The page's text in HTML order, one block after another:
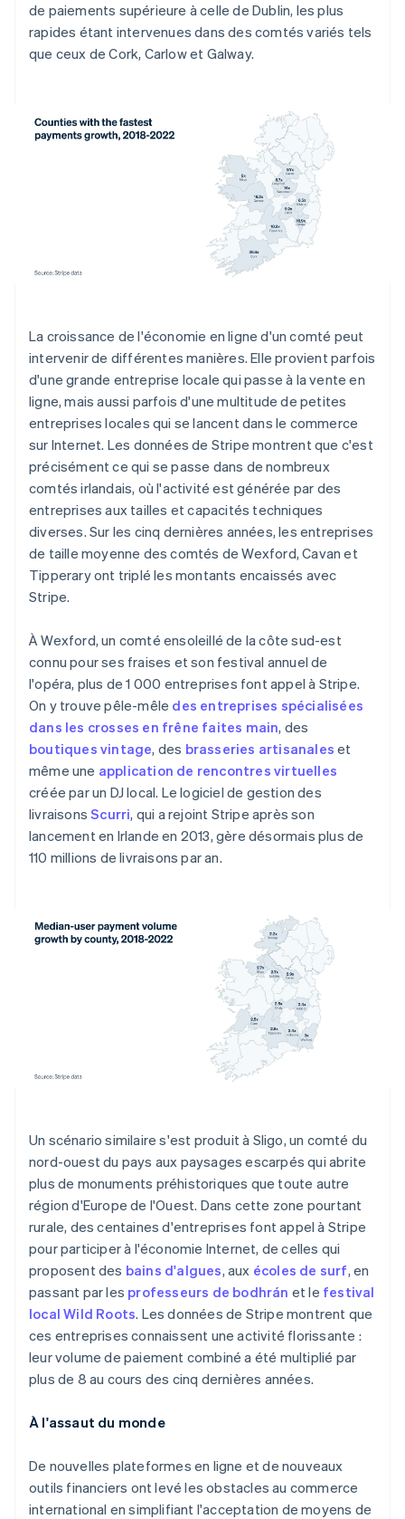
de paiements supérieure à celle de Dublin, les plus
rapides étant intervenues dans des comtés variés tels
que ceux de Cork, Carlow et Galway.
La croissance de l'économie en ligne d'un comté peut
intervenir de différentes manières. Elle provient parfois
d'une grande entreprise locale qui passe à la vente en
ligne, mais aussi parfois d'une multitude de petites
entreprises locales qui se lancent dans le commerce
sur Internet. Les données de Stripe montrent que c'est
précisément ce qui se passe dans de nombreux
comtés irlandais, où l'activité est générée par des
entreprises aux tailles et capacités techniques
diverses. Sur les cinq dernières années, les entreprises
de taille moyenne des comtés de Wexford, Cavan et
Tipperary ont triplé les montants encaissés avec
Stripe.
À Wexford, un comté ensoleillé de la côte sud-est
connu pour ses fraises et son festival annuel de
l'opéra, plus de 1 000 entreprises font appel à Stripe.
On y trouve pêle-mêle des entreprises spécialisées
dans les crosses en frêne faites main, des
boutiques vintage, des brasseries artisanales et
même une application de rencontres virtuelles
créée par un DJ local. Le logiciel de gestion des
livraisonsScurri, qui a rejoint Stripe après son
lancement en Irlande en 2013, gère désormais plus de
110 millions de livraisons par an.
Un scénario similaire s'est produit à Sligo, un comté du
nord-ouest du pays aux paysages escarpés qui abrite
plus de monuments préhistoriques que toute autre
région d'Europe de l'Ouest. Dans cette zone pourtant
rurale, des centaines d'entreprises font appel à Stripe
pour participer à l'économie Internet, de celles qui
proposent des bains d'algues, aux écoles de surf, en
passant par les professeurs de bodhrán et le festival
local Wild Roots. Les données de Stripe montrent que
ces entreprises connaissent une activité florissante :
leur volume de paiement combiné a été multiplié par
plus de 8 au cours des cinq dernières années.
À l'assaut du monde
De nouvelles plateformes en ligne et de nouveaux
outils financiers ont levé les obstacles au commerce
international en simplifiant l'acceptation de moyens de